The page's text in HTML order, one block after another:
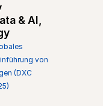
& AI,
von
(DXC